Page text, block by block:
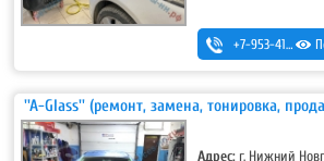
+7-953-415-03-10
''A-Glass'' (ремонт, замена, тонировка,
Адрес: г. Нижний